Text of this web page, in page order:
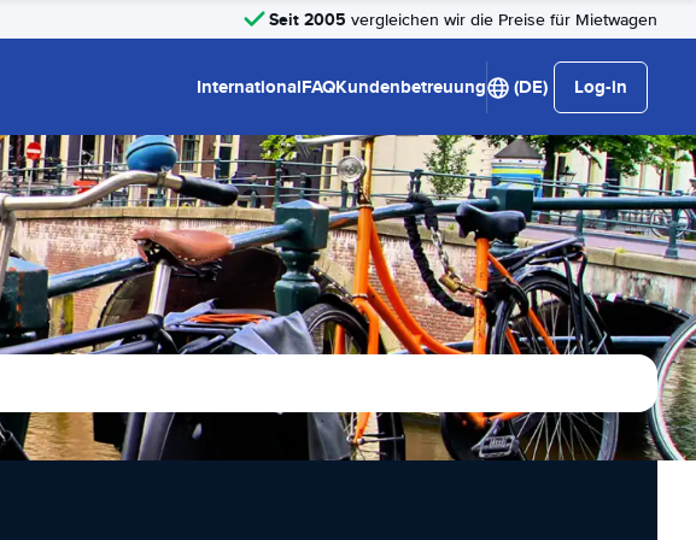
Seit 2005 vergleichen wir die Preise für Mietwagen
InternationalFAQKundenbetreuung (DE) Log-in